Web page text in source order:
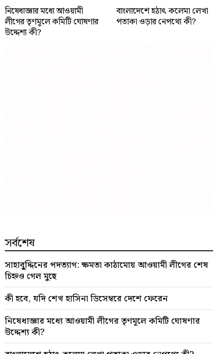
নিষেধাজ্ঞার মধ্যে আওয়ামী
লীগের তৃণমূলে কমিটি ঘোষণার
উদ্দেশ্য কী?
বাংলাদেশে হঠাৎ কলেমা লেখা
পতাকা ওড়ার নেপথ্যে কী?
সর্বশেষ
সাহাবু্দ্দিনের পদত্যাগ: ক্ষমতা কাঠামোয় আওয়ামী লীগের শেষ
চিহ্নও গেল মুছে
কী হবে, যদি শেখ হাসিনা ডিসেম্বরে দেশে ফেরেন
নিষেধাজ্ঞার মধ্যে আওয়ামী লীগের তৃণমূলে কমিটি ঘোষণার
উদ্দেশ্য কী?